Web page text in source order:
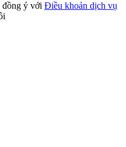
đồng ý với Điều khoản dịch vụ